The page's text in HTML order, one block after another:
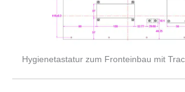
Hygienetastatur zum Fronteinbau mit